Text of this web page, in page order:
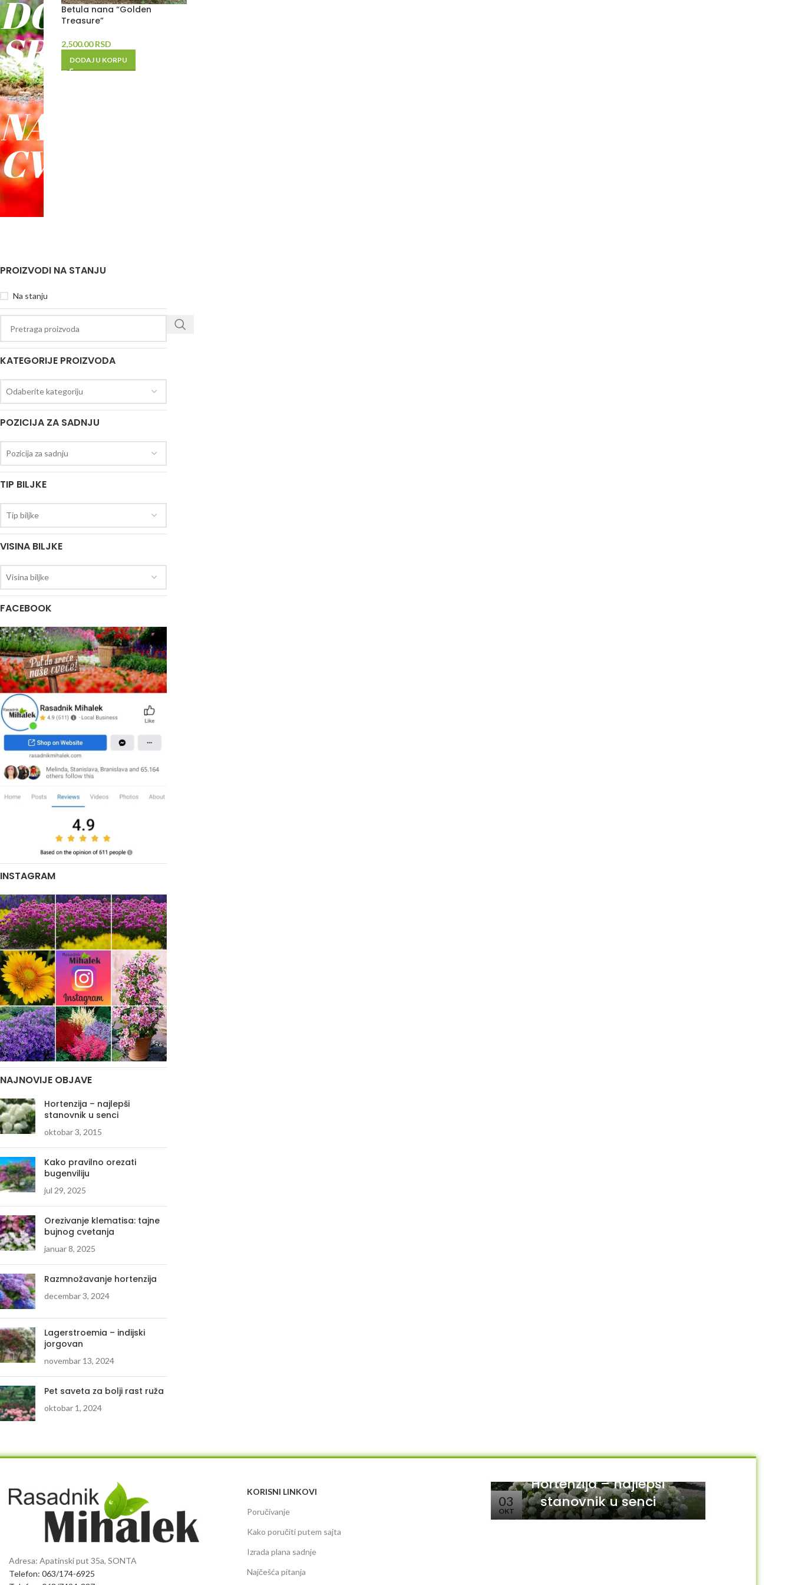
DO
SREĆE
-
NAŠE
CVEĆE
Betula nana “Golden
Treasure”
2,500.00RSD
DODAJ U KORPU
PROIZVODI NA STANJU
Na stanju
KATEGORIJE PROIZVODA
Odaberite kategoriju
POZICIJA ZA SADNJU
Pozicija za sadnju
TIP BILJKE
Tip biljke
VISINA BILJKE
Visina biljke
FACEBOOK
INSTAGRAM
NAJNOVIJE OBJAVE
Hortenzija – najlepši
stanovnik u senci
oktobar 3, 2015
Kako pravilno orezati
bugenviliju
jul 29, 2025
Orezivanje klematisa: tajne
bujnog cvetanja
januar 8, 2025
Razmnožavanje hortenzija
decembar 3, 2024
Lagerstroemia – indijski
jorgovan
novembar 13, 2024
Pet saveta za bolji rast ruža
oktobar 1, 2024
Adresa: Apatinski put 35a, SONTA
Telefon: 063/174-6925
KORISNI LINKOVI
Poručivanje
Kako poručiti putem sajta
Izrada plana sadnje
Najčešća pitanja
03
OKT
Hortenzija – najlepši
stanovnik u senci